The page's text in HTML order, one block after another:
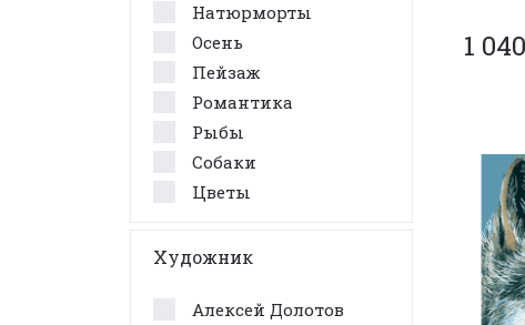
Натюрморты
Осень
Пейзаж
Романтика
Рыбы
Собаки
Цветы
Художник
Алексей Долотов
1